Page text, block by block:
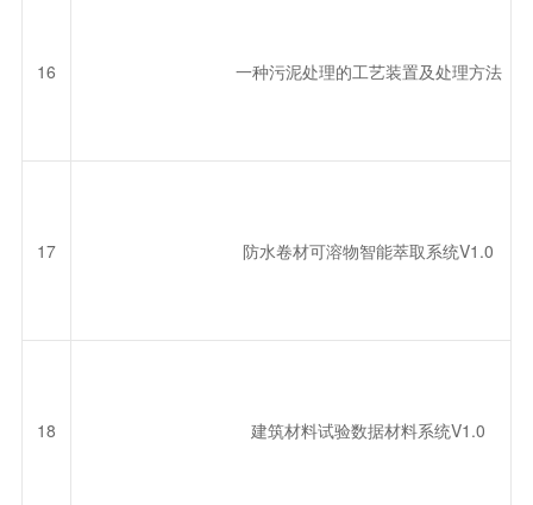
16 一种污泥处理的工艺装置及处理方法
17 防水卷材可溶物智能萃取系统V1.0
18 建筑材料试验数据材料系统V1.0